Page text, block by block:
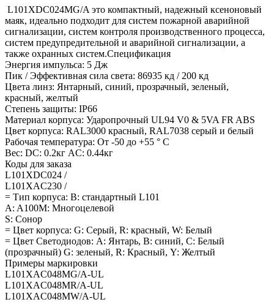
L101XDC024MG/A это компактный, надежный ксеноновый
маяк, идеально подходит для систем пожарной аварийной
сигнализации, систем контроля производственного процесса,
систем предупредительной и аварийной сигнализации, а
также охранных систем.Спецификация
Энергия импульса: 5 Дж
Пик / Эффективная сила света: 86935 кд / 200 кд
Цвета линз: Янтарный, синий, прозрачный, зеленый,
красный, желтый
Степень защиты: IP66
Материал корпуса: Ударопрочный UL94 V0 & 5VA FR ABS
Цвет корпуса: RAL3000 красный, RAL7038 серый и белый
Рабочая температура: От -50 до +55 ° C
Вес: DC: 0.2кг AC: 0.44кг
Коды для заказа
L101XDC024 /
L101XAC230 /
= Тип корпуса: B: стандартный L101
A: A100М: Многоцелевой
S: Сонор
= Цвет корпуса: G: Серый, R: красный, W: Белый
= Цвет Светодиодов: А: Янтарь, В: синий, C: Белый
(прозрачный) G: зеленый, R: Красный, Y: Желтый
Примеры маркировки
L101XAC048MG/A-UL
L101XAC048MR/A-UL
L101XAC048MW/A-UL